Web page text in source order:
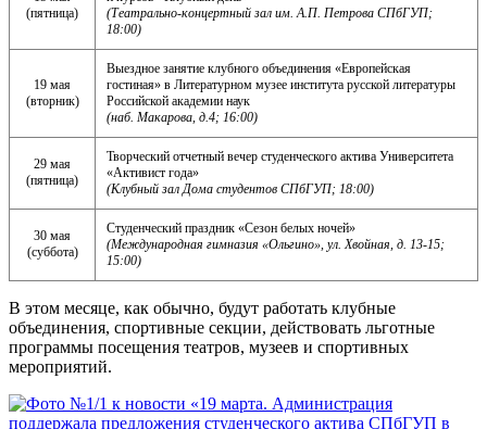
(пятница)
(Театрально-концертный зал им. А.П. Петрова СПбГУП;
18:00)
19 мая
(вторник)
Выездное занятие клубного объединения «Европейская
гостиная» в Литературном музее института русской литературы
Российской академии наук
(наб. Макарова, д.4; 16:00)
29 мая
(пятница)
Творческий отчетный вечер студенческого актива Университета
«Активист года»
(Клубный зал Дома студентов СПбГУП; 18:00)
30 мая
(суббота)
Студенческий праздник «Сезон белых ночей»
(Международная гимназия «Ольгино», ул. Хвойная, д. 13-15;
15:00)
В этом месяце, как обычно, будут работать клубные
объединения, спортивные секции, действовать льготные
программы посещения театров, музеев и спортивных
мероприятий.